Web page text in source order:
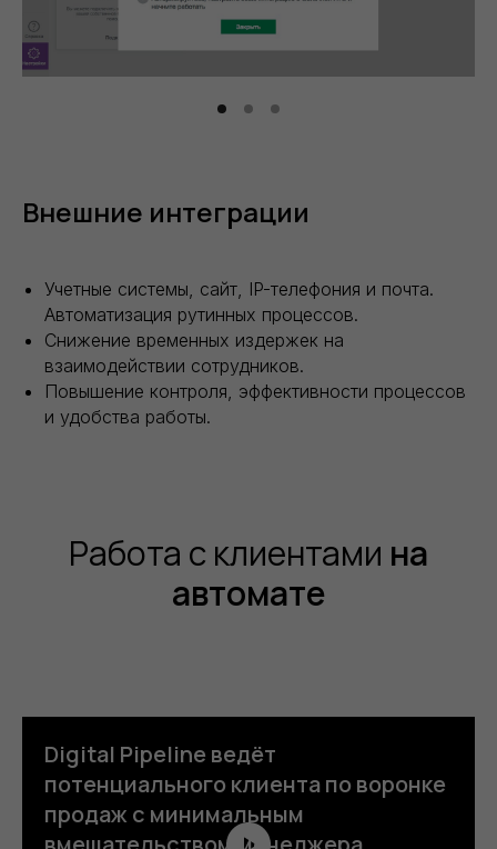
Внешние интеграции
Учетные системы, сайт, IP-телефония и почта.
Автоматизация рутинных процессов.
Снижение временных издержек на
взаимодействии сотрудников.
Повышение контроля, эффективности процессов
и удобства работы.
Работа с клиентами на
автомате
Digital Pipeline ведёт
потенциального клиента по воронке
продаж с минимальным